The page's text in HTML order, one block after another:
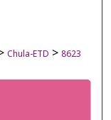
Chula-ETD > 8623